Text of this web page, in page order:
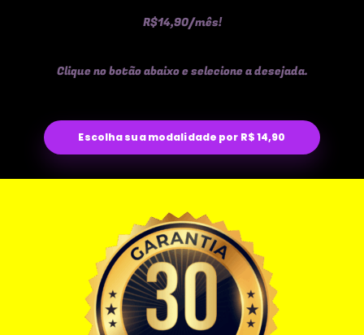
R$14,90/mês!
Clique no botão abaixo e selecione a desejada.
Escolha sua modalidade por R$ 14,90